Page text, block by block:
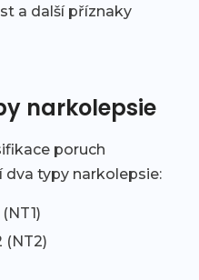
a další příznaky
narkolepsie
poruch
dva typy narkolepsie:
(NT2)